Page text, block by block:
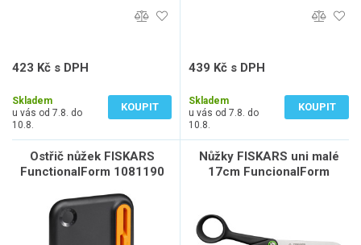
423 Kč s DPH
Skladem
u vás od 7.8. do
10.8.
KOUPIT
439 Kč s DPH
Skladem
u vás od 7.8. do
10.8.
KOUPIT
Ostřič nůžek FISKARS
FunctionalForm 1081190
Nůžky FISKARS uni malé
17cm FuncionalForm